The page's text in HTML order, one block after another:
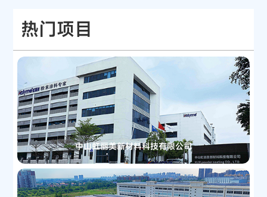
热门项目
中山虹丽美新材料科技有限公司